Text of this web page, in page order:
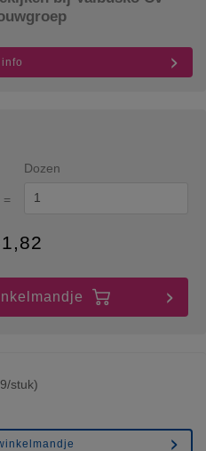
info
=
Dozen
stuk)